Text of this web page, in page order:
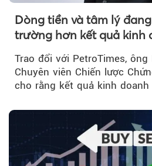
Dòng tiền và tâm lý
trường hơn kết quả kinh
Trao đổi với PetroTimes, ông
Chuyên viên Chiến lược
cho rằng kết quả kinh